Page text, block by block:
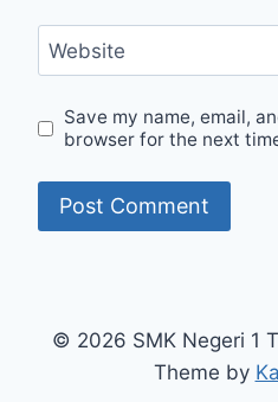
Website
Save my name, email,
browser for the next
© 2026 SMK Negeri 1
Theme by